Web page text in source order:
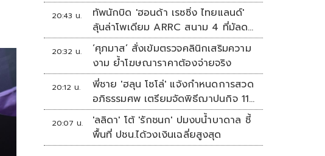
20:43 น.
ทัพนักบิด 'ฮอนด้า เรซซิ่ง ไทยแลนด์'
ลุ้นล่าโพเดียม ARRC สนาม 4 ที่มัลดา
ลิกา
20:32 น.
‘ศุภมาส’ สั่งเข้มตรวจคลินิกเสริมความ
งาม ย้ำโฆษณาราคาต้องจ่ายจริง
20:12 น.
พี่ชาย 'ฮลุน โซโล่' แจ้งกำหนดการสวด
อภิธรรมศพ เตรียมจัดพิธีฌาปนกิจ 11
ส.ค.
20:07 น.
'ลลิดา' โต้ 'รักชนก' ปมงบน้ำบาดาล ชี้
พื้นที่ ปชน.ได้วงเงินเฉลี่ยสูงสุด